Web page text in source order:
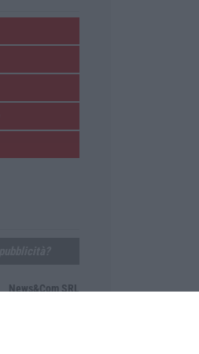
News&Com SRL